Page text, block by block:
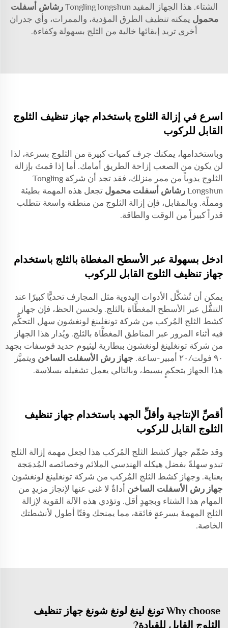
الشتاء. هذا الجهاز المفيد Tongling longshun
رشاش أسفلت
محمول يمكنه تنظيف الطرق المؤدية، والممرات، وأي جدران
أخرى تريد إبقائها خالية من الثلج بسهولة وكفاءة.
اسرع في إزالة الثلوج باستخدام جهاز تنظيف الثلوج
القابل للركوب
وباستخدامها، يمكنك جرف كميات كبيرة من الثلوج بسرعة، لذا
لن يكون من الصعب إزاحة الطريق أمامك. أما إذا قمتَ بإزالة
الثلوج يدوياً من ممر منزلك، فقد تجد أن شركة Tongling
Longshun رشاش أسفلت محمول تجعل هذه المهمة بطيئة
ومملّة. وبالمقابل، فإن إزالة الثلوج من منطقة واسعة تتطلب
قدراً كبيراً من الوقت والطاقة.
ادخل بسهولة عبر الأسطح المغطاة بالثلج باستخدام
جهاز تنظيف الثلوج القابل للركوب
يمكن أن تُشكِّل الأدوات اليدوية مثل المجارف تحديًّا كبيرًا عند
التنقُّل عبر الأسطح المغطَّاة بالثلج. ولحسن الحظ، فإن جهاز
كشط الثلج المُركب من شركة تونغلينغ لونغشون سهل التحكُّم
فيه أثناء المرور عبر المناطق المغطَّاة بالثلج. ويُدار هذا الجهاز
من شركة تونغلينغ لونغشون ببطارية ليثيوم حديد فوسفات بجهد
٩٠ فولت/٢٠ أمبير-ساعة.
جهاز رش الأسفلت الساخن ويتميَّز
هذا الجهاز بتحكمٍ بسيط، وبالتالي يعمل تشغيله بسلاسة.
أقصِّ الإنتاجية وأقلِّ الجهد باستخدام جهاز تنظيف
الثلوج القابل للركوب
وقد صُمِّم جهاز كشط الثلج المُركب هذا لجعل مهمة إزالة الثلج
تبدو سهلةً بفضل هيكله الهندسي الملائم وخصائصه المُدمَجة
بعناية. وجهاز كشط الثلج المُركب من شركة تونغلينغ لونغشون
جهاز رش الأسفلت الساخن أداةٌ لا غنى عنها لإنجاز مزيدٍ من
المهام هذا الشتاء وبجهدٍ أقل. وتؤدي هذه الآلة القوية لإزالة
الثلج المهمةَ بسرعةٍ فائقة، مما يمنحك وقتًا أطول لأنشطتك
الخاصة.
Why choose تونغ لينغ لونغ شونغ جهاز تنظيف
الثلوج القابل للقيادة?